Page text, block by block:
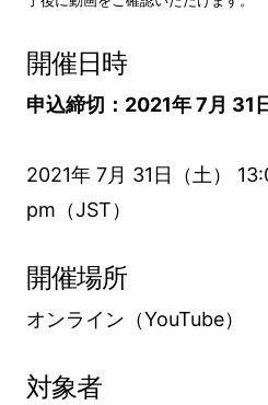
開催日時
申込締切：2021年 7月 31
2021年 7月 31日（土）
pm（JST）
開催場所
オンライン（YouTube）
対象者